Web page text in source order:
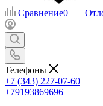
Сравнение0
Телефоны
+7 (343) 227-07-60
+79193869696